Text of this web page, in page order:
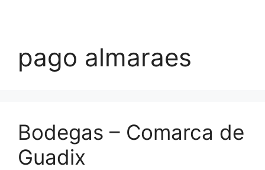
pago almaraes
Bodegas – Comarca de
Guadix